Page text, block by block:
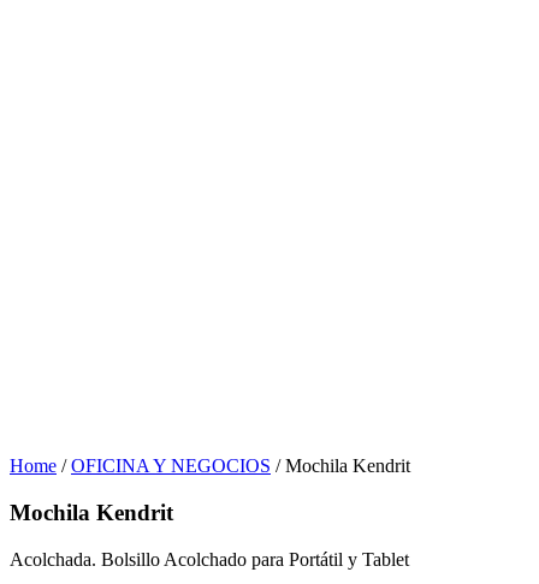
Home /OFICINA Y NEGOCIOS / Mochila Kendrit
Mochila Kendrit
Acolchada. Bolsillo Acolchado para Portátil y Tablet